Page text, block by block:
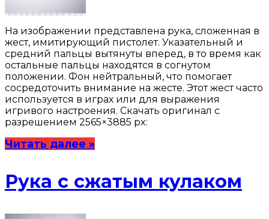
На изображении представлена рука, сложенная в
жест, имитирующий пистолет. Указательный и
средний пальцы вытянуты вперед, в то время как
остальные пальцы находятся в согнутом
положении. Фон нейтральный, что помогает
сосредоточить внимание на жесте. Этот жест часто
используется в играх или для выражения
игривого настроения. Скачать оригинал с
разрешением 2565×3885 px:
Читать далее »
Рука с сжатым кулаком